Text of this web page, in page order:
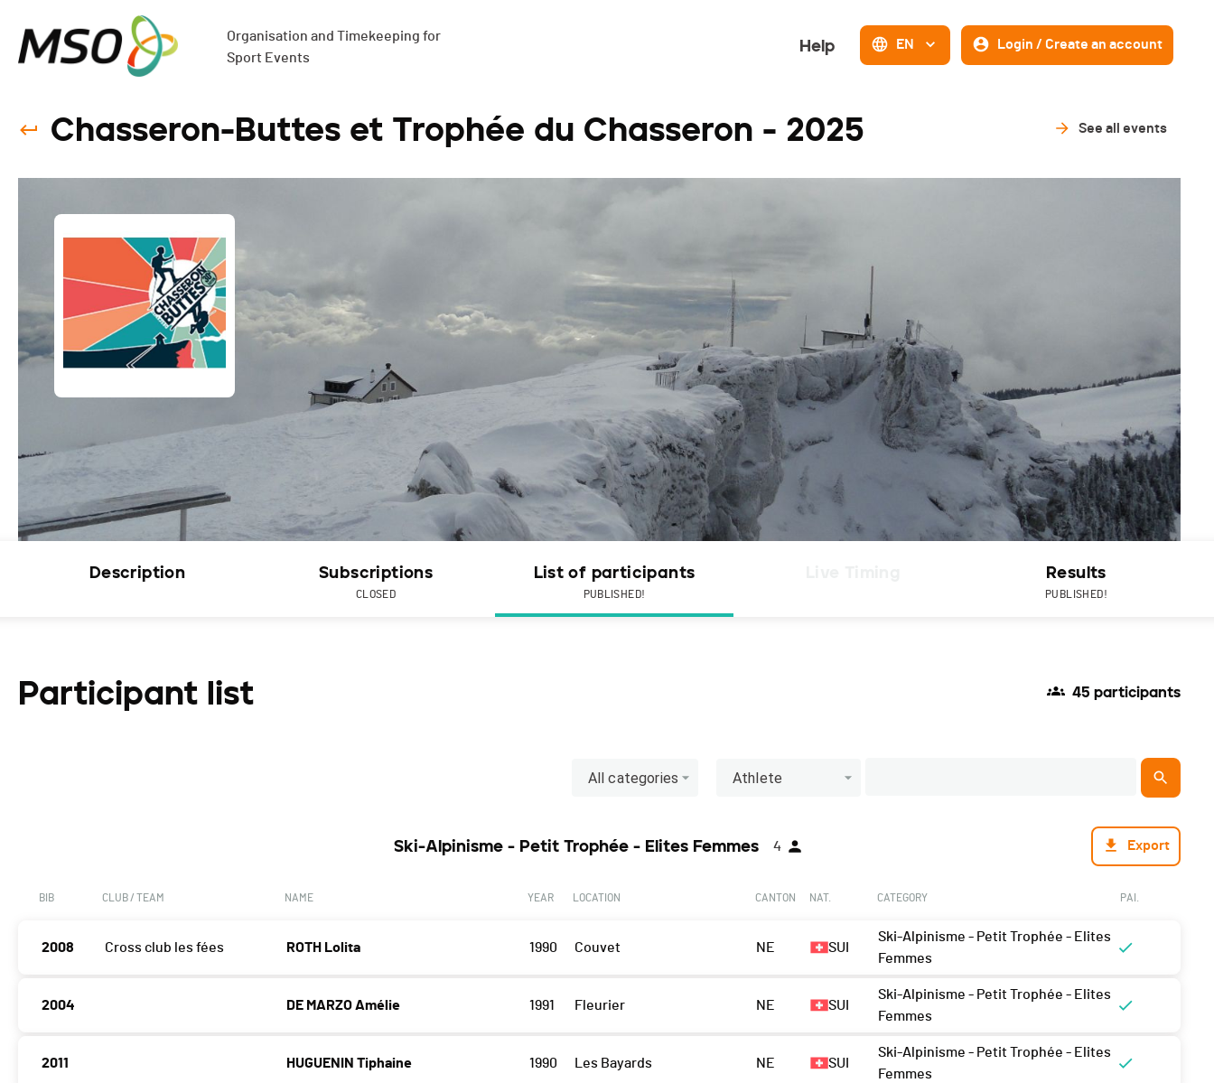
Organisation and Timekeeping for
Sport Events
Help EN Login / Create an account
Chasseron-Buttes et Trophée du Chasseron - 2025 See all events
Description Subscriptions
CLOSED
List of participants
PUBLISHED!
Results
PUBLISHED!
Participant list 45 participants
All categories Athlete
Ski-Alpinisme - Petit Trophée - Elites Femmes 4 Export
BIB CLUB / TEAM NAME YEAR LOCATION CANTON NAT. CATEGORY PAI.
2008 Cross club les fées ROTH Lolita 1990 Couvet NE SUI
Ski-Alpinisme - Petit Trophée - Elites
Femmes
2004 DE MARZO Amélie 1991 Fleurier NE SUI
Ski-Alpinisme - Petit Trophée - Elites
Femmes
2011 HUGUENIN Tiphaine 1990 Les Bayards NE SUI
Ski-Alpinisme - Petit Trophée - Elites
Femmes